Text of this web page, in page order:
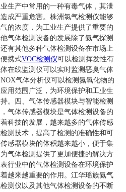
生产中常用的一种有毒气体，其泄
成严重危害。株洲氯气检测仪能够
的浓度，为工业生产提供了重要的
气体检测设备的发展除了氨气探测
有其他多种气体检测设备在市场上
携式VOC检测仪可以检测挥发性有
在线监测仪可以实时监测恶臭气体
气体分析仪可以检测氮氧化物的
用范围广泛，为环境保护和工业生
。四、气体传感器模块与智能检测
气体传感器模块是气体检测设备的
科技的发展，越来越多的气体传感
测技术，提高了检测的准确性和可
感器模块的体积越来越小，便于集
气体检测提供了更加便捷的解决方
行业中的气体检测设备在环境保护
越来越重要的作用。江华瑶族氨气
测仪以及其他气体检测设备的不断